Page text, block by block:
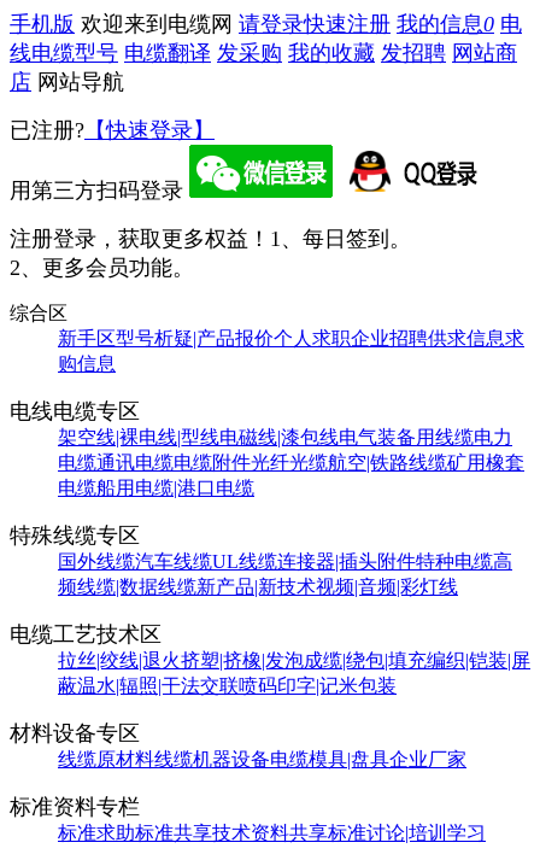
手机版 欢迎来到电缆网 请登录快速注册 我的信息0 电
线电缆型号 电缆翻译 发采购 我的收藏 发招聘 网站商
店 网站导航
已注册? 【快速登录】
用第三方扫码登录
注册登录，获取更多权益！ 1、每日签到。
2、更多会员功能。
综合区
新手区型号析疑|产品报价个人求职企业招聘供求信息求
购信息
电线电缆专区
架空线|裸电线|型线电磁线|漆包线电气装备用线缆电力
电缆通讯电缆电缆附件光纤光缆航空|铁路线缆矿用橡套
电缆船用电缆|港口电缆
特殊线缆专区
国外线缆汽车线缆UL线缆连接器|插头附件特种电缆高
频线缆|数据线缆新产品|新技术视频|音频|彩灯线
电缆工艺技术区
拉丝|绞线|退火挤塑|挤橡|发泡成缆|绕包|填充编织|铠装|屏
蔽温水|辐照|干法交联喷码印字|记米包装
材料设备专区
线缆原材料线缆机器设备电缆模具|盘具企业厂家
标准资料专栏
标准求助标准共享技术资料共享标准讨论|培训学习